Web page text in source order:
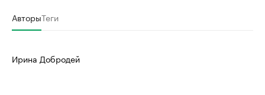
АвторыТеги
Ирина Добродей